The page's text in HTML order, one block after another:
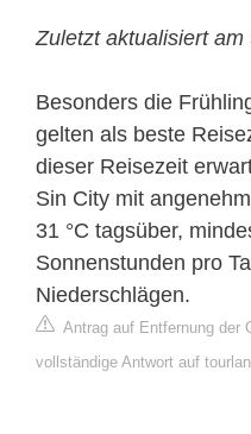
Zuletzt aktualisiert am
Besonders die
gelten als beste
dieser Reisezeit
Sin City mit
31 °C tagsüber,
Sonnenstunden pro
Niederschlägen.
Antrag auf Entfernung der
vollständige Antwort auf